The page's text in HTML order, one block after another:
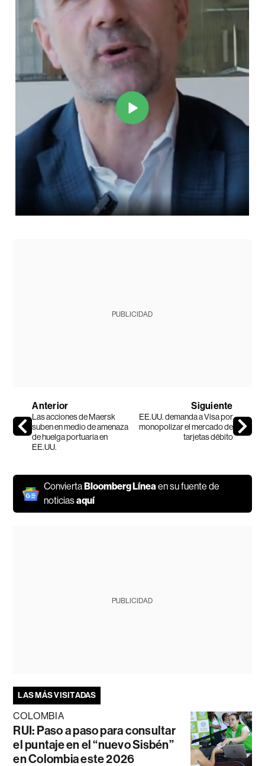
PUBLICIDAD
Anterior
Las acciones de Maersk
suben en medio de amenaza
de huelga portuaria en
EE.UU.
Siguiente
EE.UU. demanda a Visa por
monopolizar el mercado de
tarjetas débito
Convierta Bloomberg Líneaen su fuente de
noticiasaquí
PUBLICIDAD
LAS MÁS VISITADAS
COLOMBIA
RUI: Paso a paso para consultar
el puntaje en el “nuevo Sisbén”
en Colombia este 2026